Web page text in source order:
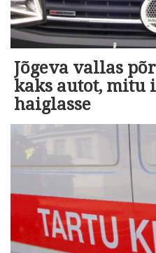
Jõgeva vallas
kaks autot,
haiglasse